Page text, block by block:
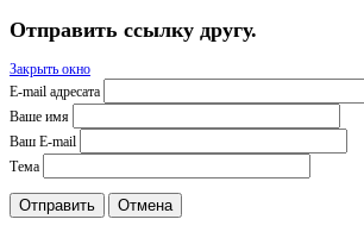
Отправить ссылку другу.
Закрыть окно
E-mail адресата
Ваше имя
Ваш E-mail
Тема
Отправить Отмена